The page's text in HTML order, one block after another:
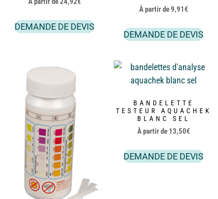
DEMANDE DE DEVIS
À partir de9,91€
DEMANDE DE DEVIS
BANDELETTE
TESTEUR AQUACHEK
BLANC SEL
À partir de 13,50€
DEMANDE DE DEVIS